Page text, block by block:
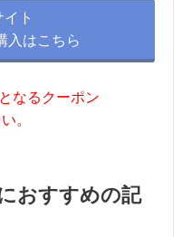
ト
入はこちら
なるクーポン
。
おすすめの記